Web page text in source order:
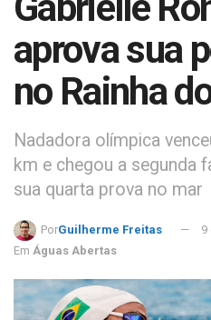
aprova sua
no Rainha
Nadadora olímpica
km e chegou a segunda
sua quarta prova no mar
PorGuilherme Freitas
9
Em Águas Abertas